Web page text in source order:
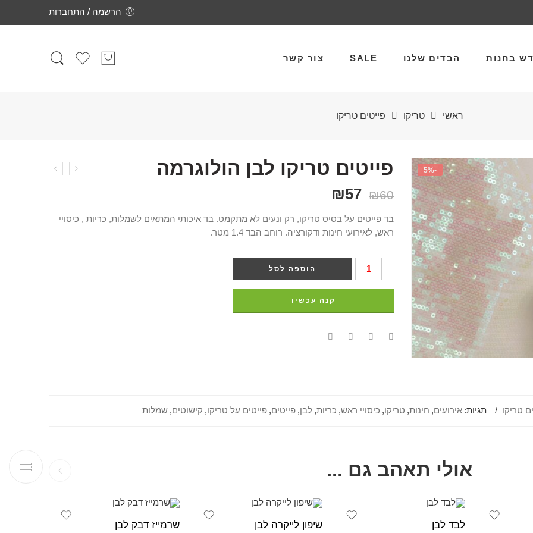
הרשמה / התחברות
בחנות הבדים שלנו SALE צור קשר
ראשי טריקו פייטים טריקו
-5% פייטים טריקו לבן הולוגרמה
₪60
₪57
בד פייטים על בסיס טריקו, רק ונעים לא מתקמט. בד איכותי המתאים לשמלות, כריות , כיסויי
ראש, לאירועי חינות ודקורציה. רוחב הבד 1.4 מטר.
הוספה לסל
קנה עכשיו
טריקו תגיות: אירועים, חינות, טריקו, כיסויי ראש, כריות, לבן, פייטים, פייטים על טריקו, קישוטים, שמלות
אולי תאהב גם ...
לבד לבן שיפון לייקרה לבן שרמייז דבק לבן